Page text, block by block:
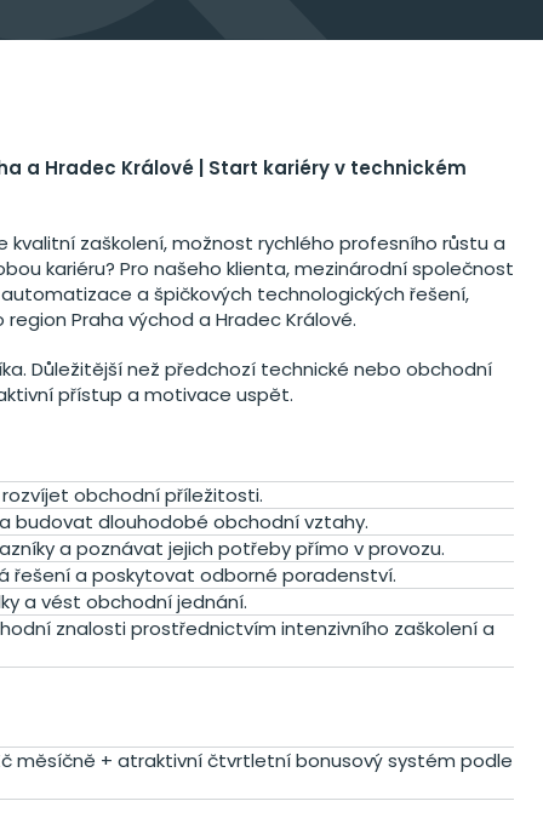
a Hradec Králové | Start kariéry v technickém
zaškolení, možnost rychlého profesního růstu a
kariéru? Pro našeho klienta, mezinárodní společnost
a špičkových technologických řešení,
region Praha východ a Hradec Králové.
Důležitější než předchozí technické nebo obchodní
přístup a motivace uspět.
obchodní příležitosti.
budovat dlouhodobé obchodní vztahy.
a poznávat jejich potřeby přímo v provozu.
řešení a poskytovat odborné poradenství.
a vést obchodní jednání.
znalosti prostřednictvím intenzivního zaškolení a
měsíčně + atraktivní čtvrtletní bonusový systém podle